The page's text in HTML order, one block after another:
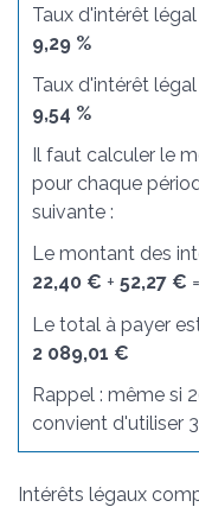
Taux d'intérêt
9,29 %
Taux d'intérêt
9,54 %
Il faut calculer le
pour chaque
suivante :
Le montant des
22,40 € +52,27 € =
Le total à payer
2 089,01 €
Rappel : même si
convient d'utiliser
Intérêts légaux